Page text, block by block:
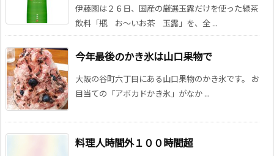
伊藤園は２６日、国産の厳選玉露だけを使った緑茶
飲料「瓶 お～いお茶 玉露」を、全 ...
今年最後のかき氷は山口果物で
大阪の谷町六丁目にある山口果物のかき氷です。 お
目当ての「アボカドかき氷」がなか ...
料理人時間外１００時間超